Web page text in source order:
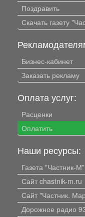
Поздравить
Скачать газету
Бизнес-кабинет
Заказать рекламу
Оплата услуг:
Расценки
Оплатить
Наши ресурсы:
Газета "Частник-М"
Сайт chastnik-m.ru
Сайт "Частник.
Дорожное радио